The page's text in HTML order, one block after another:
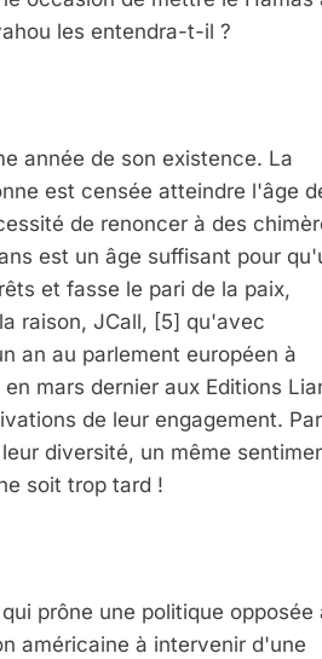
les entendra-t-il ?
année de son existence. La
est censée atteindre l'âge
de renoncer à des
est un âge suffisant pour
et fasse le pari de la paix,
raison, JCall, [5] qu'avec
an au parlement européen à
mars dernier aux Editions
de leur engagement.
diversité, un même
soit trop tard !
prône une politique opposée
américaine à intervenir d'une
Rapport D’ADL Contre